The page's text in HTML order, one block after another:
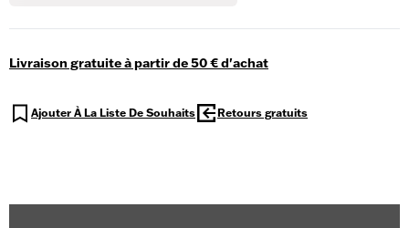
Livraison gratuite à partir de 50 € d'achat
Ajouter À La Liste De Souhaits Retours gratuits